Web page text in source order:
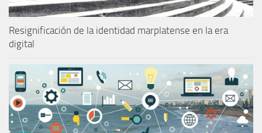
Resignificación de la identidad marplatense en la era
digital